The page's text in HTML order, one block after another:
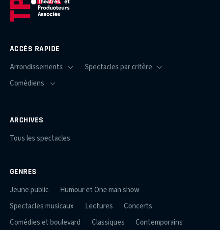
ACCÈS RAPIDE
ARCHIVES
Tous les spectacles
GENRES
Jeune public
Humour et One man show
Spectacles musicaux
Lectures
Concerts
Comédies et boulevard
Classiques
Contemporains